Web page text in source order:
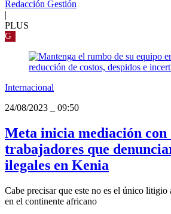
Redacción Gestión
|
PLUS
G
Internacional
24/08/2023
09:50
Meta inicia mediación con
trabajadores que
ilegales en Kenia
Cabe precisar que este no es el único litigio
en el continente africano